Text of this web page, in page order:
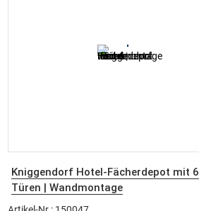
Kniggendorf Hotel-Fächerdepot mit 6
Türen | Wandmontage